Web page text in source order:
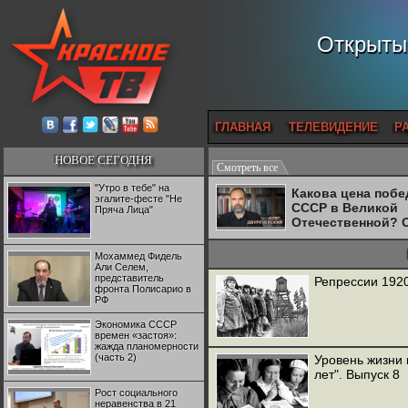
ГЛАВНАЯ ТЕЛЕВИДЕНИЕ
НОВОЕ СЕГОДНЯ
"Утро в тебе" на
эгалите-фесте "Не
Пряча Лица"
Мохаммед Фидель
Али Селем,
представитель
фронта Полисарио в
РФ
Экономика СССР
времен «застоя»:
жажда планомерности
(часть 2)
Рост социального
неравенства в 21
Смотреть все
Какова цена
СССР в Великой
Отечественной?
Двуреченский о
Репрессии
Уровень
лет". Выпуск 8